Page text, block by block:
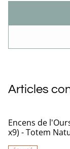
Articles
Encens de
x9) - Totem